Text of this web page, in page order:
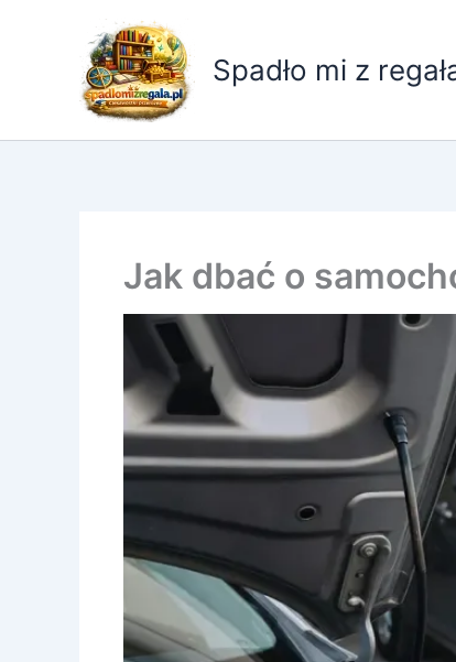
Spadło mi z
Jak dbać o